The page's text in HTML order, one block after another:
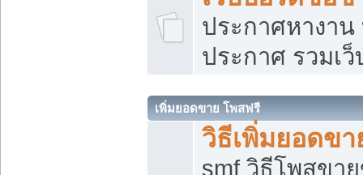
ประกาศหางาน
ประกาศ รวมเ
เพิ่มยอดขาย โพสฟรี
วิธีเพิ่มยอดข
smf วิธีโพสขา